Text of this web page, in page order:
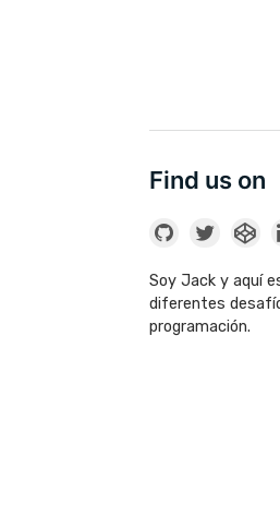
Find us on
Soy Jack y aquí
diferentes
programación.